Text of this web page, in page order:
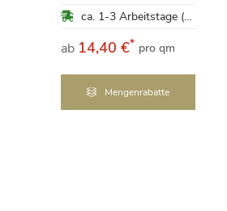
ca. 1-3 Arbeitstage (Mo-Fr)
ab 14,40 €* pro qm
Mengenrabatte